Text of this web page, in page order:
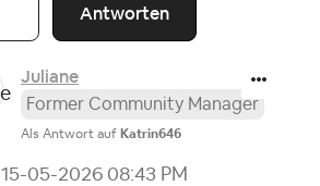
Antworten
Juliane
Former Community Manager
Als Antwort auf Katrin646
‎15-05-2026 08:43 PM